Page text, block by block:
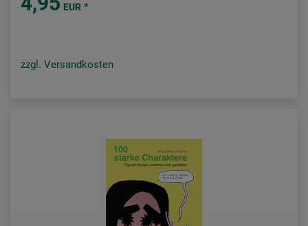
EUR *
zzgl. Versandkosten